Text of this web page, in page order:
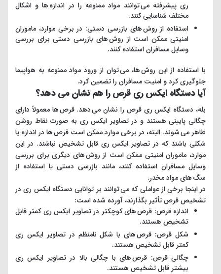
ری پیشرفته می توانند مواد ممنوعه را در اندازه ها و اشکال
مختلف شناسایی کنند.
استفاده از روش های بازرسی دستی: در برخی موارد، ماموران
امنیتی ممکن است از روش های بازرسی دستی برای بررسی
وسایل مسافران استفاده کنند.
با استفاده از این روش ها، می توان از ورود مواد ممنوعه به هواپیما
جلوگیری کرد و امنیت مسافران را تضمین کرد.
آیا دستگاه ایکس ری قرص را هم نشان می دهد؟
بله، دستگاه ایکس ری قرص را نشان می دهد. قرص ها معمولاً دارای
چگالی پایینی هستند و در تصاویر ایکس ری به صورت نقاط روشن
ظاهر می شوند. البته، در برخی موارد ممکن است قرص ها در اندازه یا
شکلی باشند که در تصاویر ایکس ری قابل تشخیص نباشند. در این
موارد، ماموران امنیتی ممکن است از روش های دیگری برای بررسی
وسایل مسافران استفاده کنند، مانند بازرسی دستی یا استفاده از
سگ های مواد مخدر.
در اینجا برخی از عواملی که می توانند بر توانایی دستگاه ایکس ری در
تشخیص قرص تأثیر بگذارند، آورده شده است:
اندازه قرص: قرص های کوچکتر در تصاویر ایکس ری کمتر قابل
تشخیص هستند.
شکل قرص: قرص های با شکل نامنظم در تصاویر ایکس ری
کمتر قابل تشخیص هستند.
چگالی قرص: قرص های با چگالی بالا در تصاویر ایکس ری
بیشتر قابل تشخیص هستند.